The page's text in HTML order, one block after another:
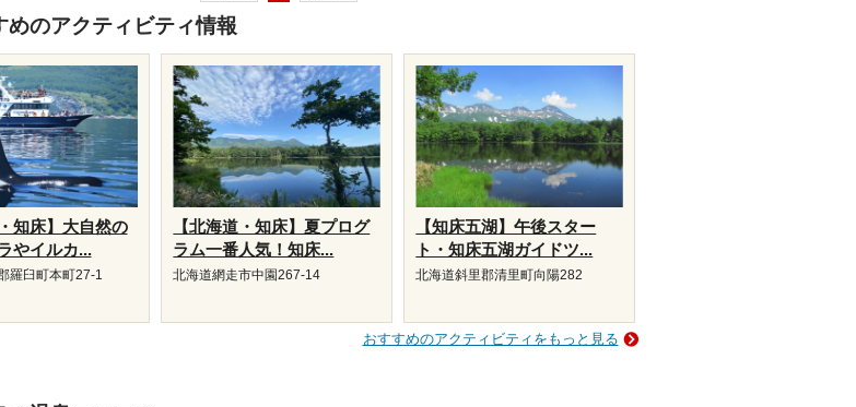
めのアクティビティ情報
知床】大自然の
やイルカ...
羅臼町本町27-1
【北海道・知床】夏プログ
ラム一番人気！知床...
北海道網走市中園267-14
【知床五湖】午後スター
ト・知床五湖ガイドツ...
北海道斜里郡清里町向陽282
おすすめのアクティビティをもっと見る